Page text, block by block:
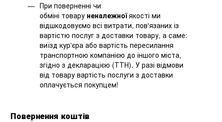
При поверненні чи
обміні товару неналежноїякості ми
відшкодовуємо всі витрати, пов'язаних із
вартістю послуг з доставки товару, а саме:
виїзд кур'єра або вартість пересилання
транспортною компанією до іншого міста,
згідно з декларацією (ТТН). У разі відмови
від товару вартість послуги з доставки
оплачується покупцем!
Повернення коштів